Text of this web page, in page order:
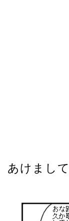
あけまし